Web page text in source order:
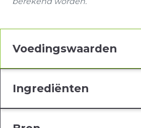
Voedingswaarden
Ingrediënten